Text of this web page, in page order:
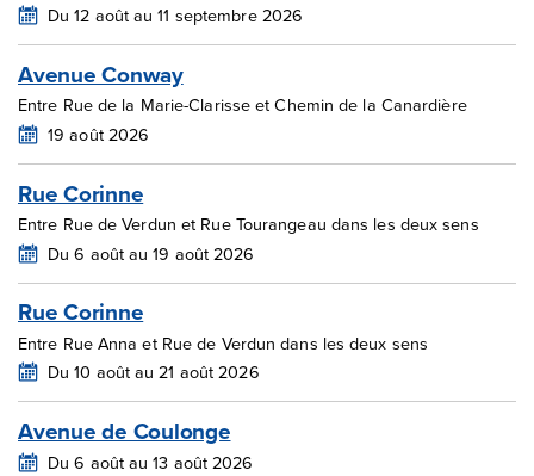
Du 12 août au 11 septembre 2026
Avenue Conway
Entre Rue de la Marie-Clarisse et Chemin de la Canardière
19 août 2026
Rue Corinne
Entre Rue de Verdun et Rue Tourangeau dans les deux sens
Du 6 août au 19 août 2026
Rue Corinne
Entre Rue Anna et Rue de Verdun dans les deux sens
Du 10 août au 21 août 2026
Avenue de Coulonge
Du 6 août au 13 août 2026